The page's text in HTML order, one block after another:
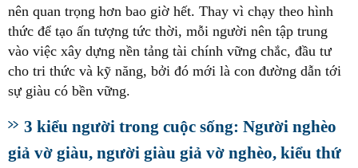
nên quan trọng hơn bao giờ hết. Thay vì chạy theo hình
thức để tạo ấn tượng tức thời, mỗi người nên tập trung
vào việc xây dựng nền tảng tài chính vững chắc, đầu tư
cho tri thức và kỹ năng, bởi đó mới là con đường dẫn tới
sự giàu có bền vững.
3 kiểu người trong cuộc sống: Người nghèo
giả vờ giàu, người giàu giả vờ nghèo, kiểu thứ